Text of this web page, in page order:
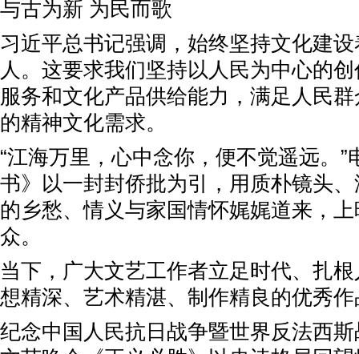
与古为新 为民而歌
习近平总书记强调，始终坚持文化建
人。这要求我们坚持以人民为中心的
服务和文化产品供给能力，满足人民
的精神文化需求。
“江海万里，心中念你，便不觉遥远。”
书》以一封封侨批为引，用质朴镜头
的乡愁、情义与家国情怀娓娓道来，
众。
当下，广大文艺工作者立足时代、扎
想精深、艺术精湛、制作精良的优秀作
纪念中国人民抗日战争暨世界反法西